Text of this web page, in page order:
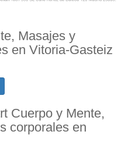
Masajes y
en Vitoria-Gasteiz
Cuerpo y Mente,
corporales en